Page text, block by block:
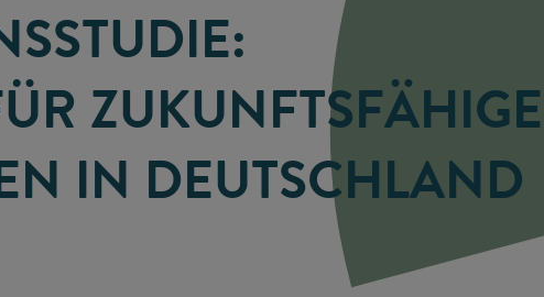
ZUKUNFTSFÄHIGE
IN DEUTSCHLAND